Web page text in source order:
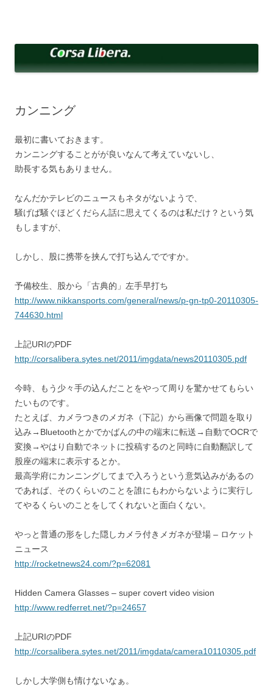
へ
ッ
カンニング
最初に書いておきます。
カンニングすることがが良いなんて考えていないし、
助長する気もありません。
なんだかテレビのニュースもネタがないようで、
騒げば騒ぐほどくだらん話に思えてくるのは私だけ？という気
もしますが、
しかし、股に携帯を挟んで打ち込んでですか。
予備校生、股から「古典的」左手早打ち
http://www.nikkansports.com/general/news/p-gn-tp0-20110305-
744630.html
上記URIのPDF
http://corsalibera.sytes.net/2011/imgdata/news20110305.pdf
今時、もう少々手の込んだことをやって周りを驚かせてもらい
たいものです。
たとえば、カメラつきのメガネ（下記）から画像で問題を取り
込み→Bluetoothとかでかばんの中の端末に転送→自動でOCRで
変換→やはり自動でネットに投稿するのと同時に自動翻訳して
股座の端末に表示するとか。
最高学府にカンニングしてまで入ろうという意気込みがあるの
であれば、そのくらいのことを誰にもわからないように実行し
てやるくらいのことをしてくれないと面白くない。
やっと普通の形をした隠しカメラ付きメガネが登場 – ロケット
ニュース
http://rocketnews24.com/?p=62081
Hidden Camera Glasses – super covert video vision
http://www.redferret.net/?p=24657
上記URIのPDF
http://corsalibera.sytes.net/2011/imgdata/camera10110305.pdf
しかし大学側も情けないなぁ。